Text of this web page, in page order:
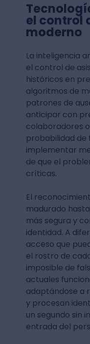
el control
moderno
La inteligencia
el control de
históricos en
algoritmos de
patrones de
anticipar con
colaboradores
probabilidad de
implementar
de que el
críticas.
El
madurado
más segura y
identidad. A
acceso que
el rostro de
imposible de
actuales
adaptándose a
y procesan
un segundo sin
entrada del